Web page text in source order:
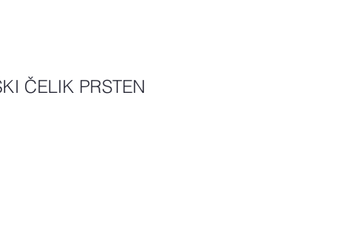
ČELIK PRSTEN